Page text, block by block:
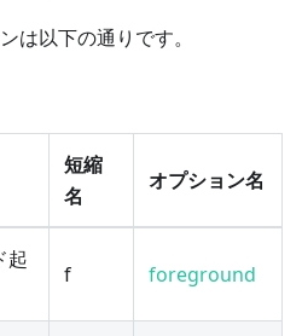
は以下の通りです。
短縮
名
オプション名
起
f foreground